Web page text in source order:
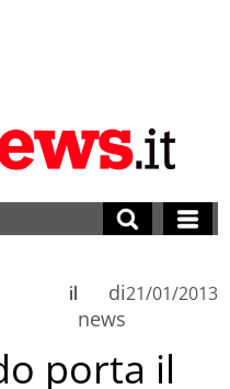
di
news
il 21/01/2013
porta il